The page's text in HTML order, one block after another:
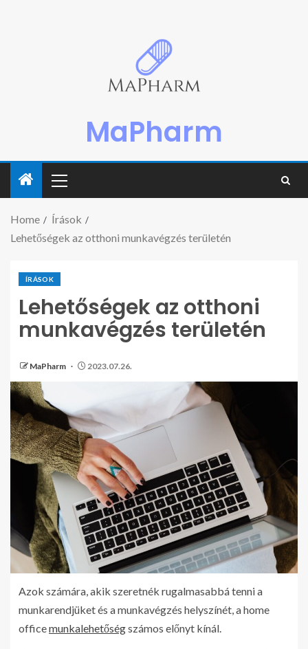
MaPharm
Home
Írások
Lehetőségek az otthoni munkavégzés területén
ÍRÁSOK
Lehetőségek az otthoni
munkavégzés területén
MaPharm 2023.07.26.
Azok számára, akik szeretnék rugalmasabbá tenni a
munkarendjüket és a munkavégzés helyszínét, a home
officemunkalehetőségszámos előnyt kínál.